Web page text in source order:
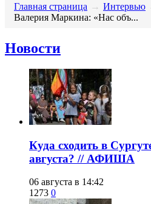
Главная страница → Интервью
​Валерия Маркина: «Нас объ...
Новости
​Куда сходить в
августа? // АФИША
06 августа в 14:42
1273 0